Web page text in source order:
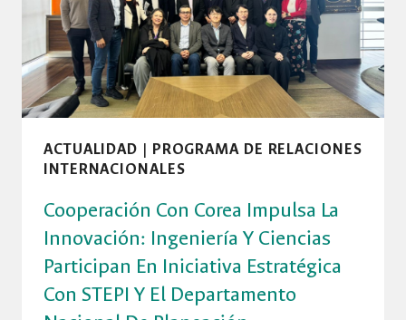
ACADÉMICA
INTERNACIONAL
ACTUALIDAD | PROGRAMA DE RELACIONES
INTERNACIONALES
Cooperación Con Corea Impulsa La
Innovación: Ingeniería Y Ciencias
Participan En Iniciativa Estratégica
Con STEPI Y El Departamento